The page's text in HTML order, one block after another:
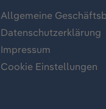
Allgemeine
Datenschutzerklärung
Impressum
Cookie Einstellungen